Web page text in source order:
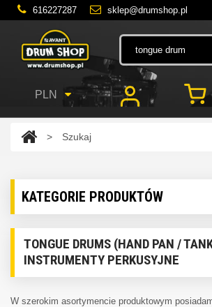
616227287 sklep@drumshop.pl
PLN
> Szukaj
KATEGORIE PRODUKTÓW
TONGUE DRUMS (HAND PAN /
INSTRUMENTY PERKUSYJNE
W szerokim asortymencie produktowym